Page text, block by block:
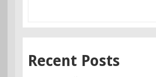
Recent Posts